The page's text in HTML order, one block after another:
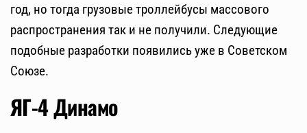
год, но тогда грузовые троллейбусы массового
распространения так и не получили. Следующие
подобные разработки появились уже в Советском
Союзе.
ЯГ-4 Динамо